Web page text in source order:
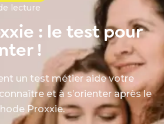
lecture
: le test pour
!
un test métier aide votre
et à s’orienter après le
Proxxie.